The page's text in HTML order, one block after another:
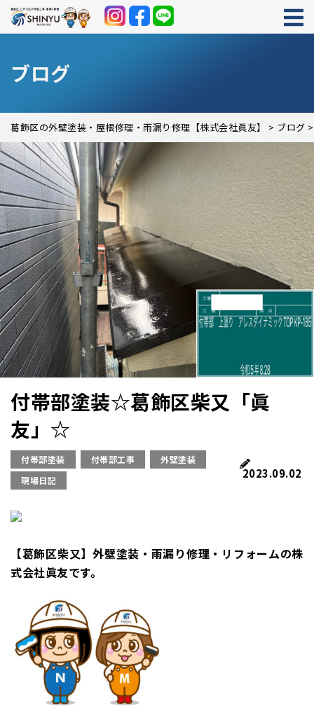
ブログ
葛飾区の外壁塗装・屋根修理・雨漏り修理【株式会社眞友】 > ブログ
付帯部塗装☆葛飾区柴又「眞
友」☆
付帯部塗装 付帯部工事
外壁塗装
現場日記
2023.09.02
【葛飾区柴又】外壁塗装・雨漏り修理・リフォームの株
式会社眞友です。